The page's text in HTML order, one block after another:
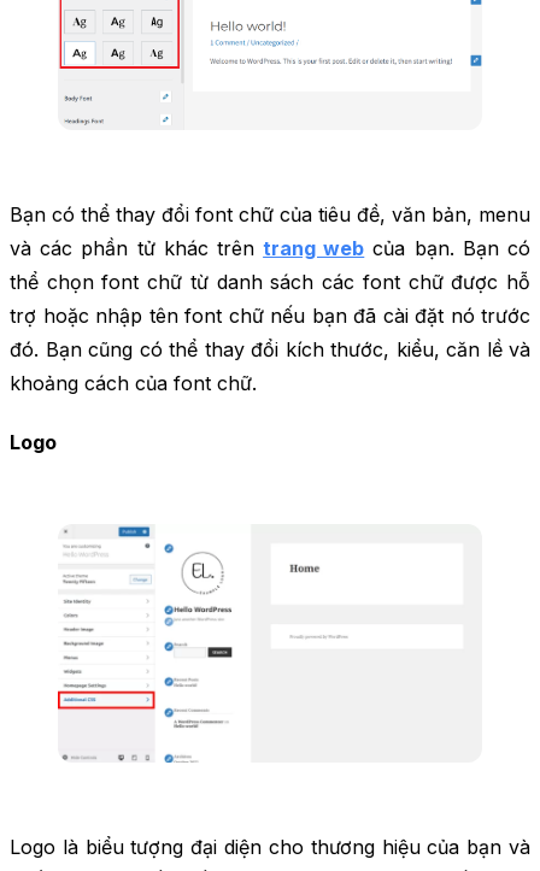
Bạn có thể thay đổi font chữ của tiêu đề, văn bản, menu
và các phần tử khác trêntrang web của bạn. Bạn có
thể chọn font chữ từ danh sách các font chữ được hỗ
trợ hoặc nhập tên font chữ nếu bạn đã cài đặt nó trước
đó. Bạn cũng có thể thay đổi kích thước, kiểu, căn lề và
khoảng cách của font chữ.
Logo
Logo là biểu tượng đại diện cho thương hiệu của bạn và